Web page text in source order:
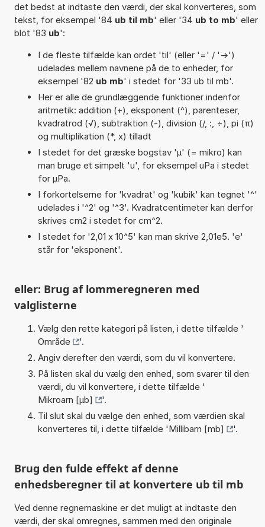
det bedst at indtaste den værdi, der skal konverteres, som
tekst, for eksempel '84 ub til mb' eller '34 ub to mb' eller
blot '83 ub':
I de fleste tilfælde kan ordet 'til' (eller '=' / '->')
udelades mellem navnene på de to enheder, for
eksempel '82 ub mb' i stedet for '33 ub til mb'.
Her er alle de grundlæggende funktioner indenfor
aritmetik: addition (+), eksponent (^), parenteser,
kvadratrod (√), subtraktion (-), division (/, :, ÷), pi (π)
og multiplikation (*, x) tilladt
I stedet for det græske bogstav 'µ' (= mikro) kan
man bruge et simpelt 'u', for eksempel uPa i stedet
for µPa.
I forkortelserne for 'kvadrat' og 'kubik' kan tegnet '^'
udelades i '^2' og '^3'. Kvadratcentimeter kan derfor
skrives cm2 i stedet for cm^2.
I stedet for '2,01 x 10^5' kan man skrive 2,01e5. 'e'
står for 'eksponent'.
eller: Brug af lommeregneren med
valglisterne
Vælg den rette kategori på listen, i dette tilfælde '
Område
'.
Angiv derefter den værdi, som du vil konvertere.
På listen skal du vælg den enhed, som svarer til den
værdi, du vil konvertere, i dette tilfælde '
Mikroarn [µb]
'.
Til slut skal du vælge den enhed, som værdien skal
konverteres til, i dette tilfælde 'Millibarn [mb] '.
Brug den fulde effekt af denne
enhedsberegner til at konvertere ub til mb
Ved denne regnemaskine er det muligt at indtaste den
værdi, der skal omregnes, sammen med den originale